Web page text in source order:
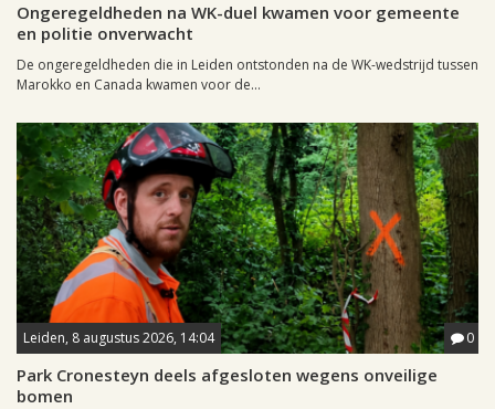
Ongeregeldheden na WK-duel kwamen voor gemeente
en politie onverwacht
De ongeregeldheden die in Leiden ontstonden na de WK-wedstrijd tussen
Marokko en Canada kwamen voor de...
Leiden, 8 augustus 2026, 14:04 0
Park Cronesteyn deels afgesloten wegens onveilige
bomen